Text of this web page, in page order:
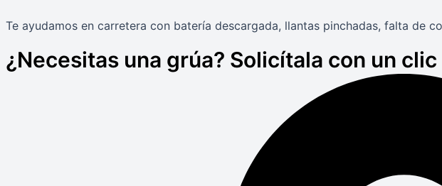
Te ayudamos en carretera con batería descargada, llantas pinchadas, falta de
¿Necesitas una grúa? Solicítala con un clic